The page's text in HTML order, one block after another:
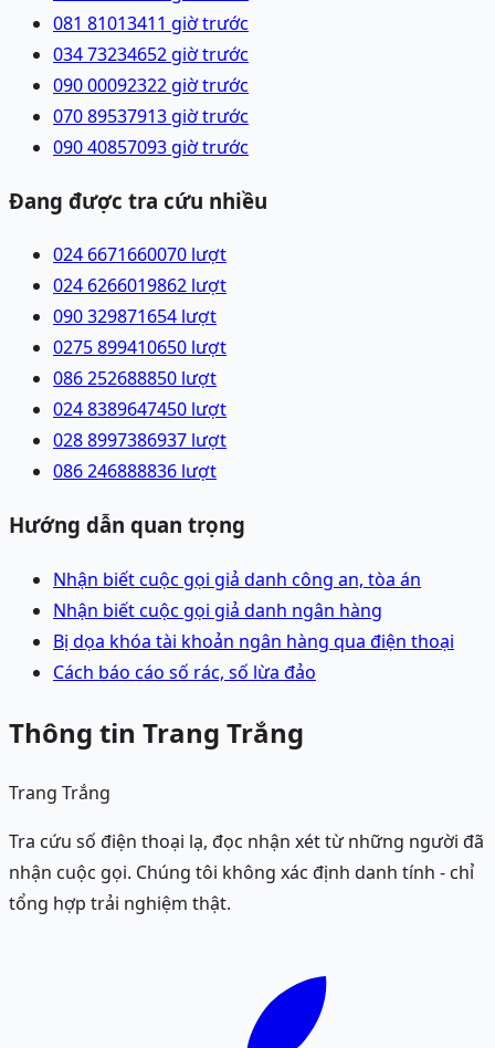
081 81013411 giờ trước
034 73234652 giờ trước
090 00092322 giờ trước
070 89537913 giờ trước
090 40857093 giờ trước
Đang được tra cứu nhiều
024 6671660070 lượt
024 6266019862 lượt
090 329871654 lượt
0275 899410650 lượt
086 252688850 lượt
024 8389647450 lượt
028 8997386937 lượt
086 246888836 lượt
Hướng dẫn quan trọng
Nhận biết cuộc gọi giả danh công an, tòa án
Nhận biết cuộc gọi giả danh ngân hàng
Bị dọa khóa tài khoản ngân hàng qua điện thoại
Cách báo cáo số rác, số lừa đảo
Thông tin Trang Trắng
Trang Trắng
Tra cứu số điện thoại lạ, đọc nhận xét từ những người đã
nhận cuộc gọi. Chúng tôi không xác định danh tính - chỉ
tổng hợp trải nghiệm thật.